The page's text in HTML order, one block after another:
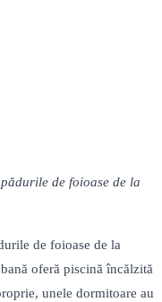
de foioase de la
de foioase de la
oferă piscină încălzită
unele dormitoare au